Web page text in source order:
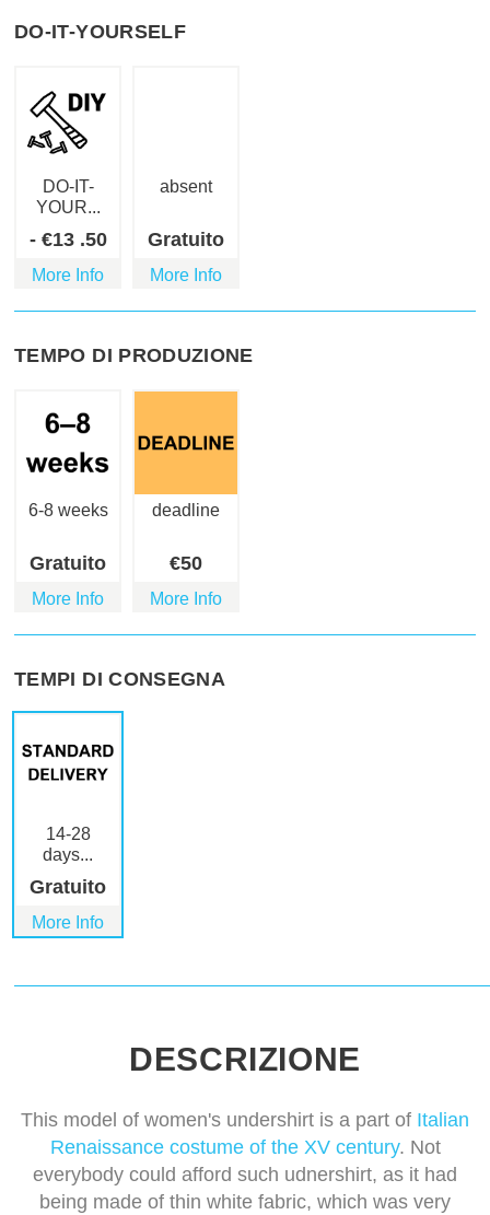
DO-IT-YOURSELF
DO-IT-
YOUR...
- €13 .50
More Info
absent
Gratuito
More Info
TEMPO DI PRODUZIONE
6-8 weeks
Gratuito
More Info
deadline
€50
More Info
TEMPI DI CONSEGNA
14-28
days...
Gratuito
More Info
DESCRIZIONE
This model of women's undershirt is a part of Italian
Renaissance costume of the XV century. Not
everybody could afford such udnershirt, as it had
being made of thin white fabric, which was very